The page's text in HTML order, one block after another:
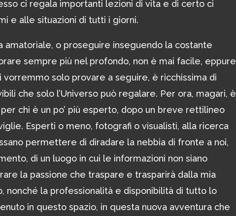
ci regala importanti lezioni di vita e di certo ci
e alle situazioni di tutti i giorni.
amatoriale, o proseguire inseguendo la costante
sempre più nel profondo, non è mai facile, eppure
solo provare a seguire, è ricchissima di
che solo l’Universo può regalare. Per ora, magari, è
chi è un po’ più esperto, dopo un breve rettilineo
Esperti o meno, fotografi o visualisti, alla ricerca
permettere di diradare la nebbia di fronte a noi,
di un luogo in cui le informazioni non siano
la passione che traspare e trasparirà dalla mia
nonché la professionalità e disponibilità di tutto lo
in questo spazio, in questa nuova avventura che